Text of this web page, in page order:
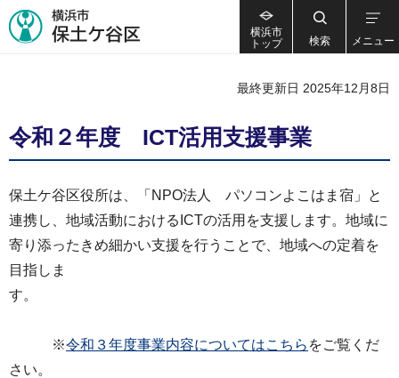
横浜市
トップ
検索 メニュー
最終更新日 2025年12月8日
令和２年度 ICT活用支援事業
保土ケ谷区役所は、「NPO法人 パソコンよこはま宿」と
連携し、地域活動におけるICTの活用を支援します。地域に
寄り添ったきめ細かい支援を行うことで、地域への定着を
目指しま
す。
※令和３年度事業内容についてはこちら をご覧くだ
さい。